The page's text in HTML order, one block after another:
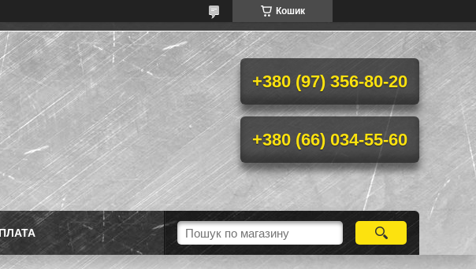
Кошик
+380 (97) 356-80-20
+380 (66) 034-55-60